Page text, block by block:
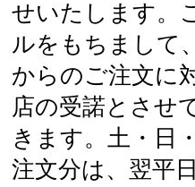
せいたします。
ルをもちまして
からのご注文に
店の受諾とさせ
きます。土・日
注文分は、翌平